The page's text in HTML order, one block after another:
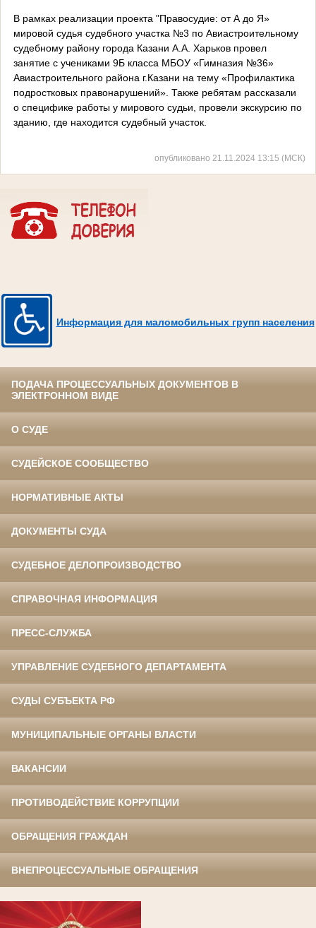
В рамках реализации проекта "Правосудие: от А до Я»
мировой судья судебного участка №3 по Авиастроительному
судебному району города Казани А.А. Харьков провел
занятие с учениками 9Б класса МБОУ «Гимназия №36»
Авиастроительного района г.Казани на тему «Профилактика
подростковых правонарушений». Также ребятам рассказали
о специфике работы у мирового судьи, провели экскурсию по
зданию, где находится судебный участок.
опубликовано 21.11.2024 13:15 (МСК)
Информация для маломобильных групп населения
ПОДАЧА ПРОЦЕССУАЛЬНЫХ ДОКУМЕНТОВ В
ЭЛЕКТРОННОМ ВИДЕ
О СУДЕ
СУДЕЙСКОЕ СООБЩЕСТВО
НОРМАТИВНЫЕ АКТЫ
ДОКУМЕНТЫ СУДА
СУДЕБНОЕ ДЕЛОПРОИЗВОДСТВО
СПРАВОЧНАЯ ИНФОРМАЦИЯ
ПРЕСС-СЛУЖБА
УПРАВЛЕНИЕ СУДЕБНОГО ДЕПАРТАМЕНТА
СУДЫ СУБЪЕКТА РФ
МУНИЦИПАЛЬНЫЕ ОРГАНЫ ВЛАСТИ
ВАКАНСИИ
ПРОТИВОДЕЙСТВИЕ КОРРУПЦИИ
ОБРАЩЕНИЯ ГРАЖДАН
ВНЕПРОЦЕССУАЛЬНЫЕ ОБРАЩЕНИЯ